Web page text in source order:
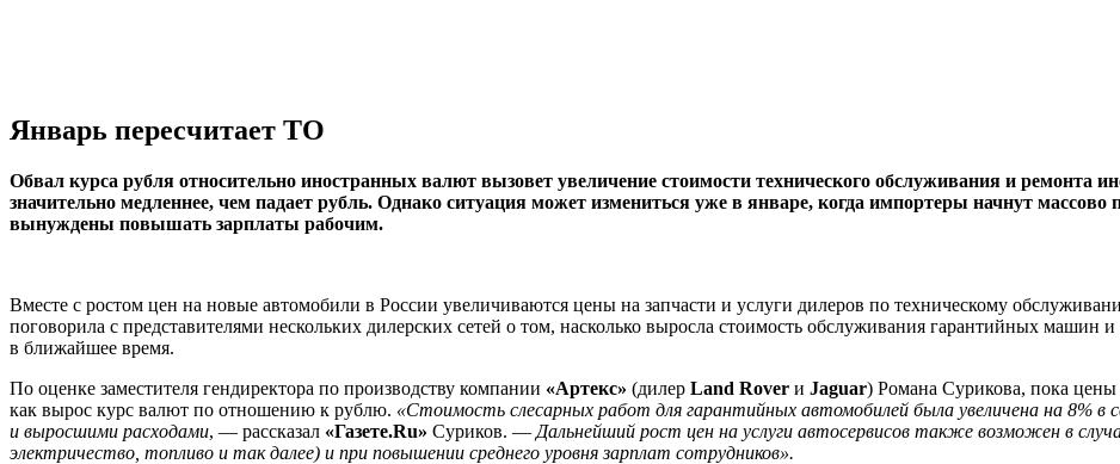
Январь пересчитает ТО
Обвал курса рубля относительно иностранных валют вызовет увеличение стоимости технического обслуживания и ремонта
значительно медленнее, чем падает рубль. Однако ситуация может измениться уже в январе, когда импортеры начнут
вынуждены повышать зарплаты рабочим.
Вместе с ростом цен на новые автомобили в России увеличиваются цены на запчасти и услуги дилеров по техническому
поговорила с представителями нескольких дилерских сетей о том, насколько выросла стоимость обслуживания гарантийных машин
в ближайшее время.
По оценке заместителя гендиректора по производству компании «Артекс» (дилер Land Rover и Jaguar) Романа Сурикова, пока цены
как вырос курс валют по отношению к рублю. «Стоимость слесарных работ для гарантийных автомобилей была увеличена на 8% в
и выросшими расходами, — рассказал «Газете.Ru» Суриков. — Дальнейший рост цен на услуги автосервисов также возможен в
электричество, топливо и так далее) и при повышении среднего уровня зарплат сотрудников».